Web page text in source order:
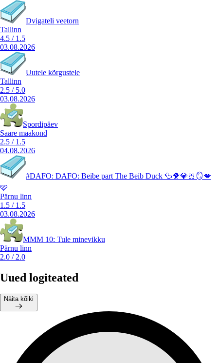
Dvigateli veetorn
Tallinn
4.5 / 1.5
03.08.2026
Uutele kõrgustele
Tallinn
2.5 / 5.0
03.08.2026
Spordipäev
Saare maakond
2.5 / 1.5
04.08.2026
#DAFO: DAFO: Beibe part The Beib Duck 🦆🐥💎🎀🪞💋
🩷
Pärnu linn
1.5 / 1.5
03.08.2026
MMM 10: Tule minevikku
Pärnu linn
2.0 / 2.0
Uued logiteated
Näita kõiki